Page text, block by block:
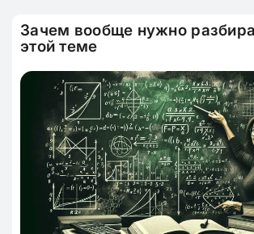
Зачем вообще нужно
этой теме